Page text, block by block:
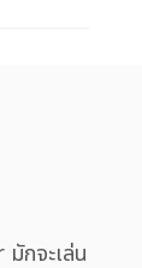
กจะเล่น